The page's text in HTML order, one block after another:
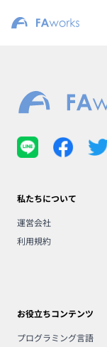
私たちについて
運営会社
利用規約
お役立ちコンテンツ
プログラミング言語